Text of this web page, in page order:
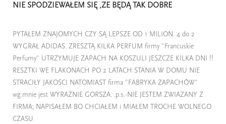
NIE SPODZIEWAŁEM SIĘ ,ZE BĘDĄ TAK DOBRE
PYTAŁEM ZNAJOMYCH CZY SĄ LEPSZE OD 1 MILION. 4 do 2
WYGRAŁ ADIDAS. ZRESZTĄ KILKA PERFUM firmy "Francuskie
Perfumy" UTRZYMUJE ZAPACH NA KOSZULI JESZCZE KILKA DNI !!
RESZTKI WE FLAKONACH PO 2 LATACH STANIA W DOMU NIE
STRACIŁY JAKOŚCI NATOMIAST firma "FABRYKA ZAPACHÓW"
wg.mnie jest WYRAŹNIE GORSZA. .p.s.-NIE JESTEM ZWIAZANY Z
FIRMA; NAPISAŁEM BO CHCIAŁEM i MIAŁEM TROCHE WOLNEGO
CZASU